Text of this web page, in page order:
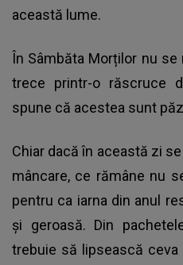
această lume.
În Sâmbăta Morților nu
trece printr-o răscruce
spune că acestea sunt
Chiar dacă în această zi
mâncare, ce rămâne nu
pentru ca iarna din anul
și geroasă. Din
trebuie să lipsească